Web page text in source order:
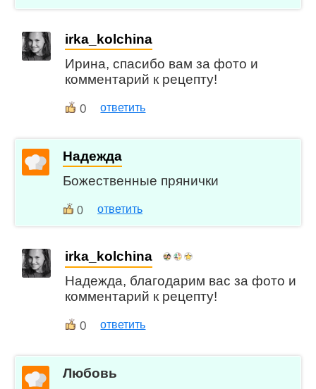
irka_kolchina
Ирина, спасибо вам за фото и
комментарий к рецепту!
0 ответить
Надежда
Божественные прянички
0 ответить
irka_kolchina
Надежда, благодарим вас за фото и
комментарий к рецепту!
0 ответить
Любовь